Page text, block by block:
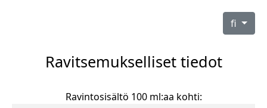
fi
Ravitsemukselliset tiedot
Ravintosisältö 100 ml:aa kohti: